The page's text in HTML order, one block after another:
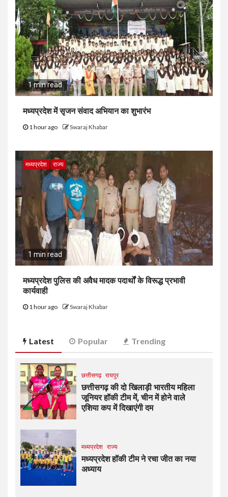
1 min read
मध्यप्रदेश में सृजन संवाद अभियान का शुभारंभ
1 hour ago Swaraj Khabar
मध्यप्रदेश राज्य
1 min read
मध्यप्रदेश पुलिस की अवैध मादक पदार्थों के विरूद्ध प्रभावी
कार्यवाही
1 hour ago Swaraj Khabar
Latest Popular Trending
छत्तीसगढ़ रायपुर
छत्तीसगढ़ की दो खिलाड़ी भारतीय महिला
जूनियर हॉकी टीम में, चीन में होने वाले
एशिया कप में दिखाएंगी दम
मध्यप्रदेश राज्य
मध्यप्रदेश हॉकी टीम ने रचा जीत का नया
अध्याय